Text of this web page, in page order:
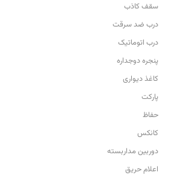
سقف کاذب
درب ضد سرقت
درب اتوماتیک
پنجره دوجداره
کاغذ دیواری
پارکت
حفاظ
کانکس
دوربین مداربسته
اعلام حریق